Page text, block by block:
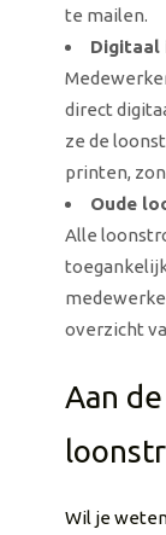
te mailen.
Digitaal
direct
ze de
printen,
Oude
Alle
overzicht
Aan
Wil je